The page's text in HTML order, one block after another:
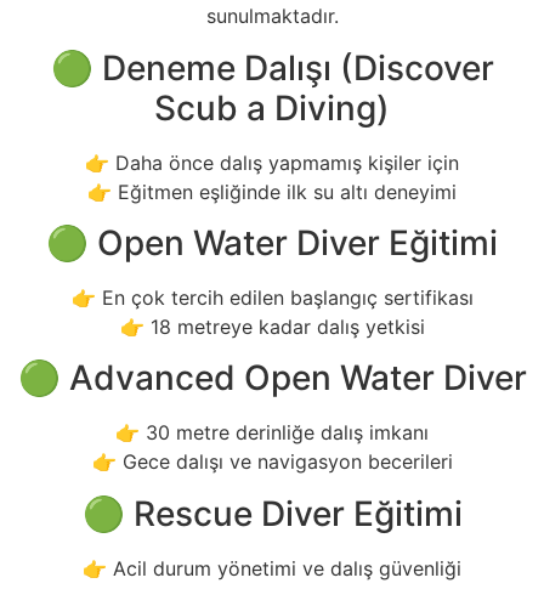
sunulmaktadır.
🟢 Deneme Dalışı (Discover
Scub a Diving)
👉 Daha önce dalış yapmamış kişiler için
👉 Eğitmen eşliğinde ilk su altı deneyimi
🟢 Open Water Diver Eğitimi
👉 En çok tercih edilen başlangıç sertifikası
👉 18 metreye kadar dalış yetkisi
🟢 Advanced Open Water Diver
👉 30 metre derinliğe dalış imkanı
👉 Gece dalışı ve navigasyon becerileri
🟢 Rescue Diver Eğitimi
👉 Acil durum yönetimi ve dalış güvenliği